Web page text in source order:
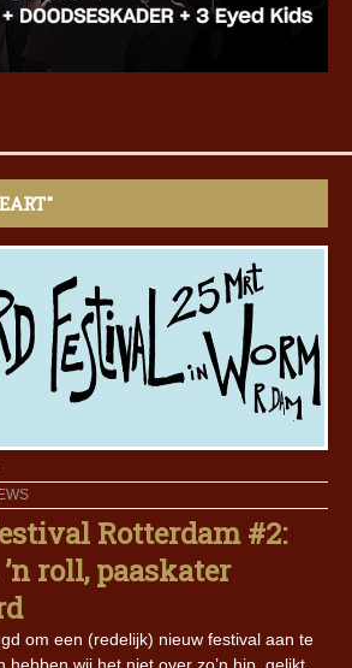
Rotterdam #2:
roll, paaskater
om een (redelijk) nieuw festival aan te